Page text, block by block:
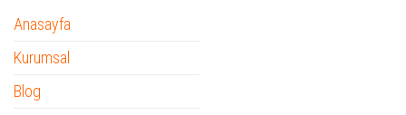
Anasayfa
Kurumsal
Blog